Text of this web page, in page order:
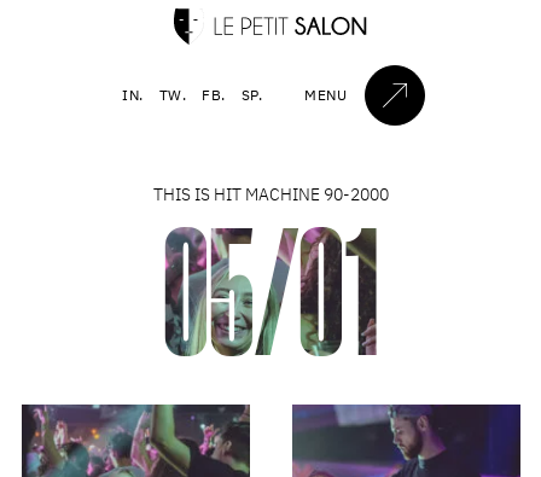
IN. TW. FB. SP. MENU
THIS IS HIT MACHINE 90-2000
05/01